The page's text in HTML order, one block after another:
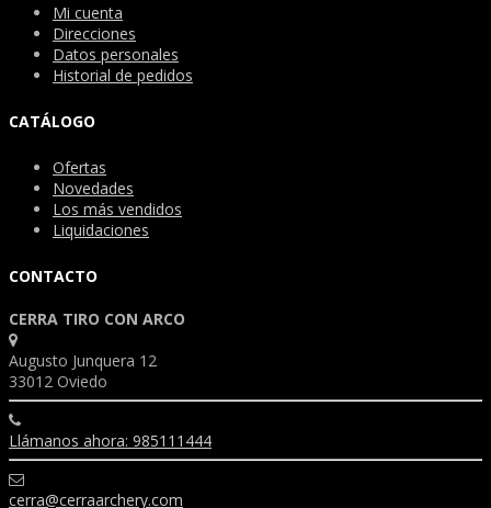
Mi cuenta
Direcciones
Datos personales
Historial de pedidos
CATÁLOGO
Ofertas
Novedades
Los más vendidos
Liquidaciones
CONTACTO
CERRA TIRO CON ARCO
Augusto Junquera 12
33012 Oviedo
Llámanos ahora: 985111444
cerra@cerraarchery.com